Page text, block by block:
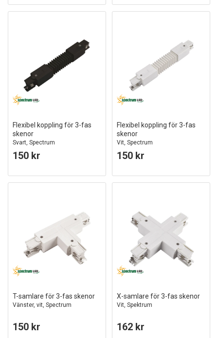
Flexibel koppling för 3-fas
skenor
Svart, Spectrum
150 kr
Flexibel koppling för 3-fas
skenor
Vit, Spectrum
150 kr
T-samlare för 3-fas skenor
Vänster, vit, Spectrum
150 kr
X-samlare för 3-fas skenor
Vit, Spektrum
162 kr